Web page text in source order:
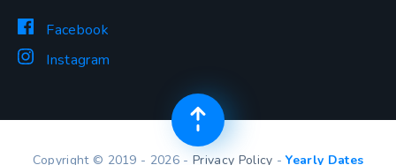
Facebook
Instagram
Copyright © 2019 - 2026 -Privacy Policy -Yearly Dates